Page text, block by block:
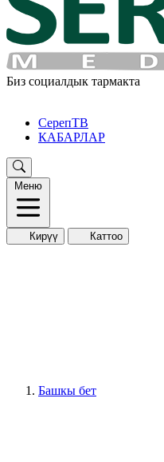
Биз социалдык тармакта
СерепТВ
КАБАРЛАР
Меню
Кирүү Каттоо
Башкы бет